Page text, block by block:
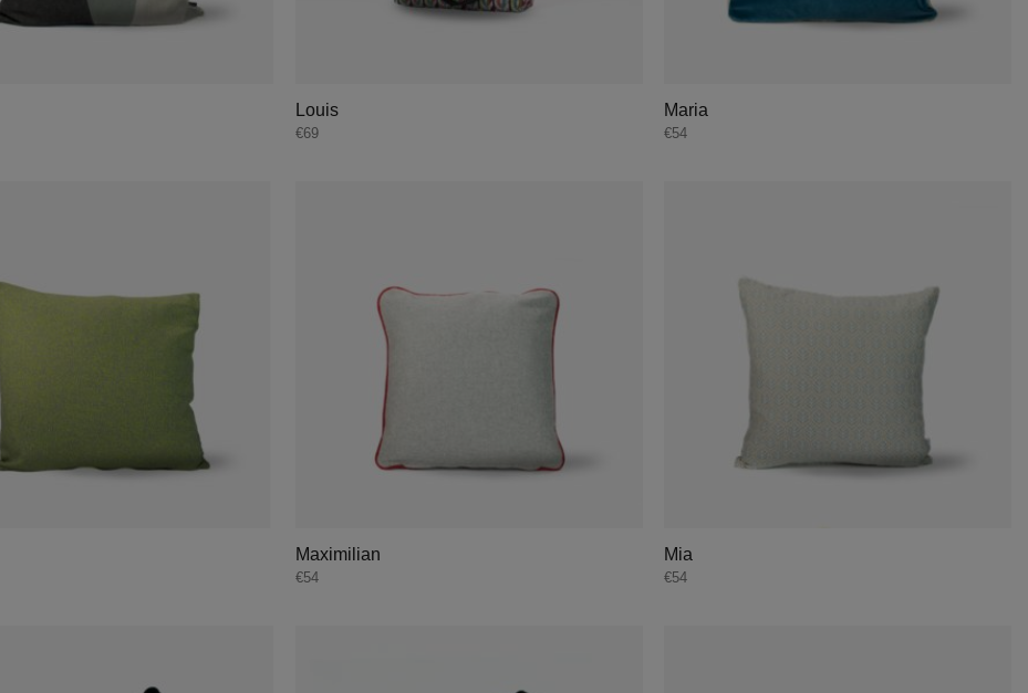
Louis
€69
Maria
€54
Maximilian
€54
Mia
€54